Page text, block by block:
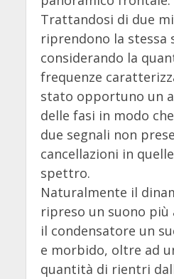
Trattandosi di due
riprendono la stessa
considerando la
frequenze
stato opportuno un
delle fasi in modo
due segnali non
cancellazioni in
spettro.
Naturalmente il
ripreso un suono
il condensatore un
e morbido, oltre ad
quantità di rientri